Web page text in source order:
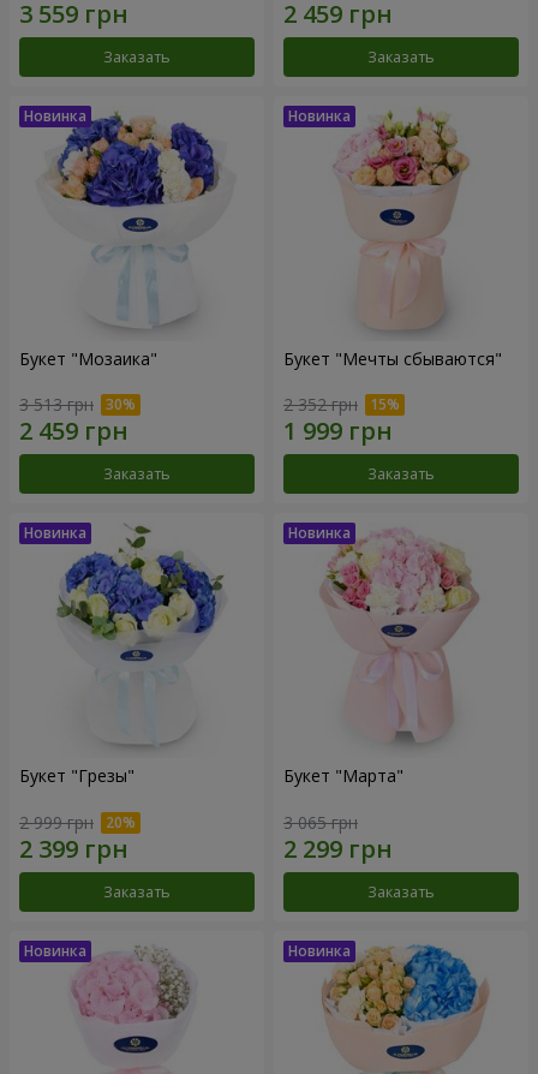
Заказать Заказать
Букет "Мозаика"
3 513 грн
Заказать
Букет "Мечты сбываются"
2 352 грн
Заказать
Букет "Грезы"
2 999 грн
Заказать
Букет "Марта"
3 065 грн
Заказать